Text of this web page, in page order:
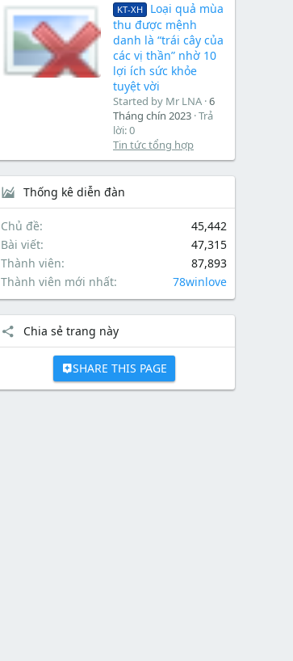
KT-XH
Loại quả mùa
thu được mệnh
danh là “trái cây của
các vị thần” nhờ 10
lợi ích sức khỏe
tuyệt vời
Started by Mr LNA 6
Tháng chín 2023 Trả
lời: 0
Tin tức tổng hợp
Thống kê diễn đàn
Chủ đề
45,442
Bài viết
47,315
Thành viên
87,893
Thành viên mới nhất
78winlove
Chia sẻ trang này
SHARE THIS PAGE